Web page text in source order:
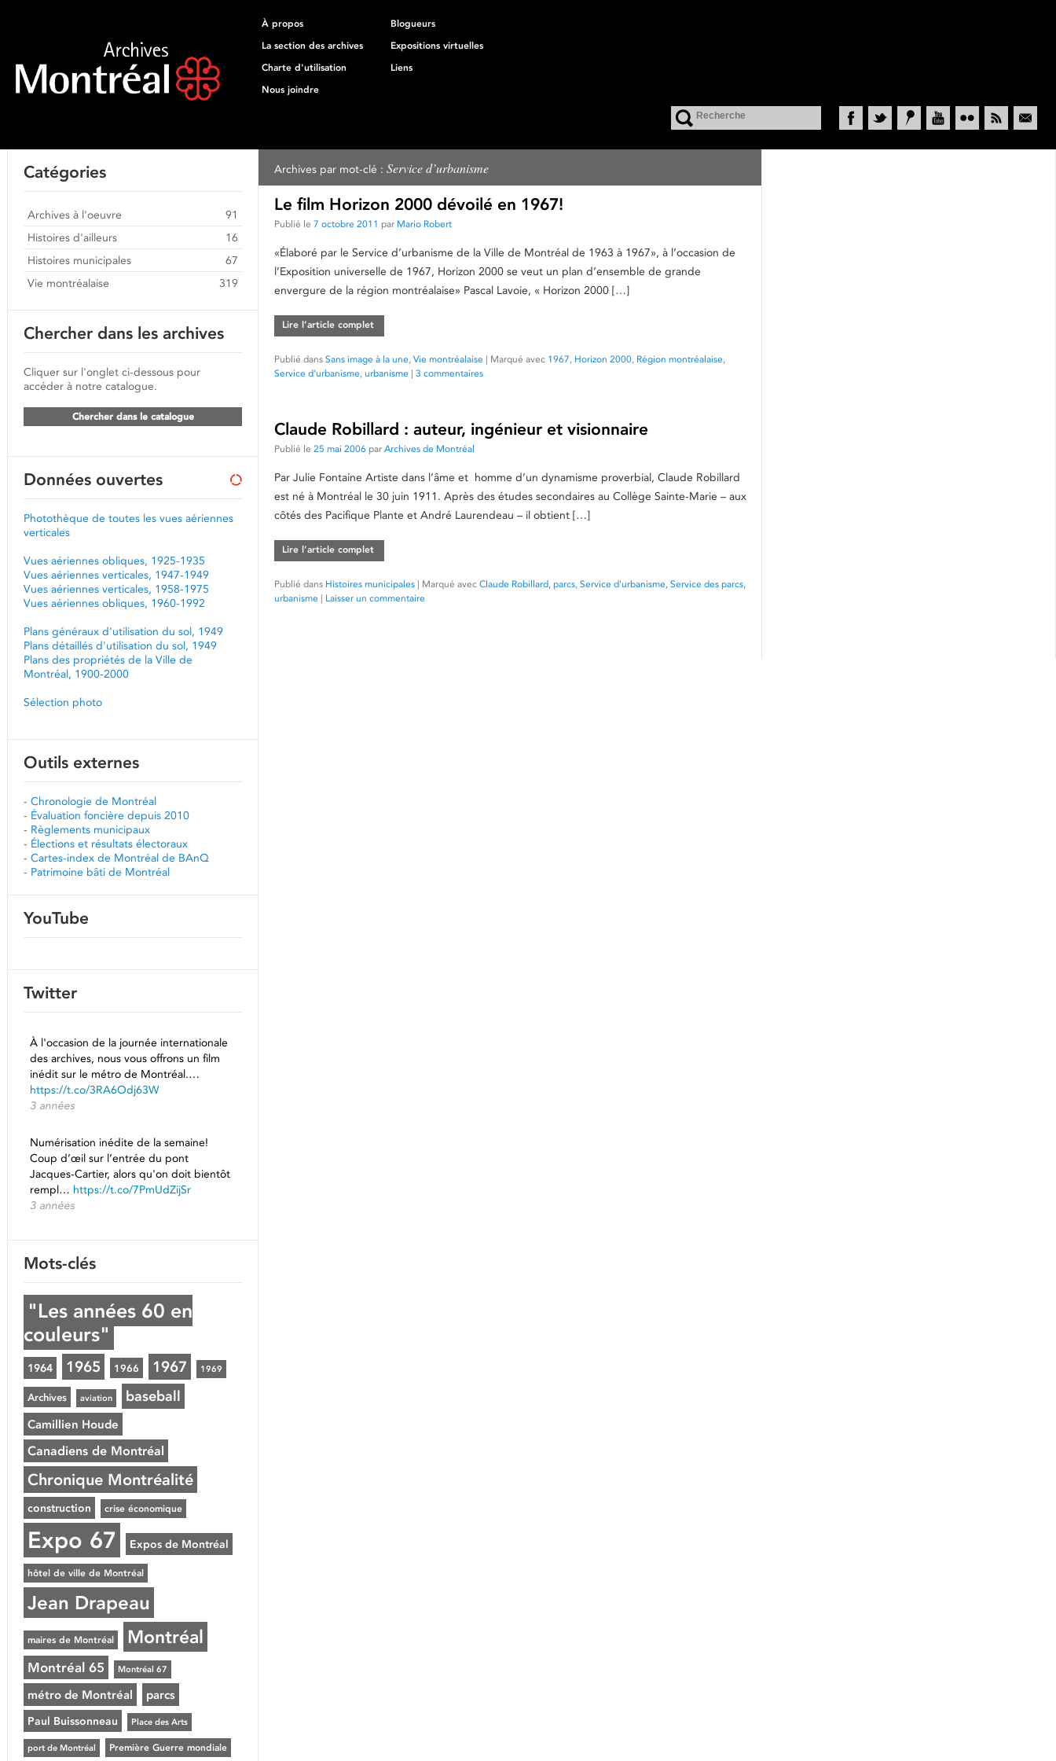
À propos
Blogueurs
La section des archives
Expositions virtuelles
Charte d'utilisation
Liens
Nous joindre
Archives par mot-clé : Service d’urbanisme
Le film Horizon 2000 dévoilé en 1967!
Publié le 7 octobre 2011 par Mario Robert
«Élaboré par le Service d’urbanisme de la Ville de Montréal de 1963 à 1967», à l’occasion de
l’Exposition universelle de 1967, Horizon 2000 se veut un plan d’ensemble de grande
envergure de la région montréalaise» Pascal Lavoie, « Horizon 2000 […]
Lire l’article complet
Publié dans Sans image à la une, Vie montréalaise | Marqué avec 1967, Horizon 2000, Région montréalaise,
Service d'urbanisme, urbanisme | 3 commentaires
Claude Robillard : auteur, ingénieur et visionnaire
Publié le 25 mai 2006 par Archives de Montréal
Par Julie Fontaine Artiste dans l’âme et homme d’un dynamisme proverbial, Claude Robillard
est né à Montréal le 30 juin 1911. Après des études secondaires au Collège Sainte-Marie – aux
côtés des Pacifique Plante et André Laurendeau – il obtient […]
Lire l’article complet
Publié dans Histoires municipales | Marqué avec Claude Robillard, parcs, Service d'urbanisme, Service des parcs,
urbanisme | Laisser un commentaire
Catégories
Archives à l'oeuvre
91
Histoires d'ailleurs
16
Histoires municipales
67
Vie montréalaise
319
Chercher dans les archives
Cliquer sur l'onglet ci-dessous pour
accéder à notre catalogue.
Chercher dans le catalogue
Données ouvertes
Photothèque de toutes les vues aériennes
verticales
Vues aériennes obliques, 1925-1935
Vues aériennes verticales, 1947-1949
Vues aériennes verticales, 1958-1975
Vues aériennes obliques, 1960-1992
Plans généraux d'utilisation du sol, 1949
Plans détaillés d'utilisation du sol, 1949
Plans des propriétés de la Ville de
Montréal, 1900-2000
Sélection photo
Outils externes
- Chronologie de Montréal
- Évaluation foncière depuis 2010
- Règlements municipaux
- Élections et résultats électoraux
- Cartes-index de Montréal de BAnQ
- Patrimoine bâti de Montréal
YouTube
Twitter
À l'occasion de la journée internationale
des archives, nous vous offrons un film
inédit sur le métro de Montréal.…
https://t.co/3RA6Odj63W
3 années
Numérisation inédite de la semaine!
Coup d’œil sur l’entrée du pont
Jacques-Cartier, alors qu'on doit bientôt
rempl… https://t.co/7PmUdZijSr
3 années
Mots-clés
"Les années 60 en
couleurs"
1964 1965 1966 1967 1969
Archives aviation baseball
Camillien Houde
Canadiens de Montréal
Chronique Montréalité
construction crise économique
Expo 67 Expos de Montréal
hôtel de ville de Montréal
Jean Drapeau
maires de Montréal Montréal
Montréal 65 Montréal 67
métro de Montréal parcs
Paul Buissonneau Place des Arts
port de Montréal Première Guerre mondiale